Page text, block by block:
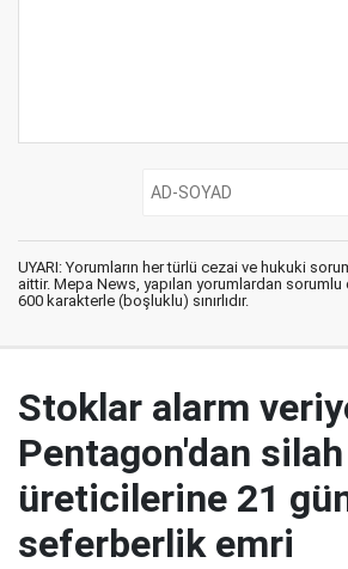
UYARI: Yorumların her türlü cezai ve hukuki
aittir. Mepa News, yapılan yorumlardan
600 karakterle (boşluklu) sınırlıdır.
Stoklar alarm
Pentagon'dan silah
üreticilerine 21
seferberlik emri